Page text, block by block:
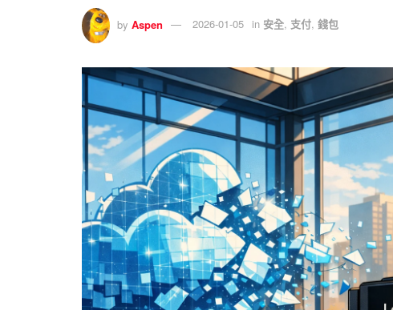
by Aspen 2026-01-05 in 安全, 支付, 錢包